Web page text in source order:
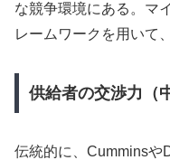
な競争環境にある。マ
レームワークを用いて
供給者の交渉力（
伝統的に、Cumminsや